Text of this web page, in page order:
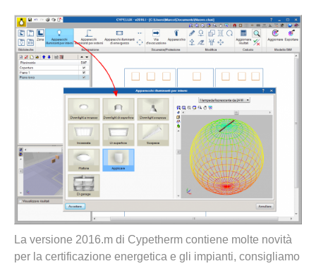
La versione 2016.m di Cypetherm contiene molte novità
per la certificazione energetica e gli impianti, consigliamo